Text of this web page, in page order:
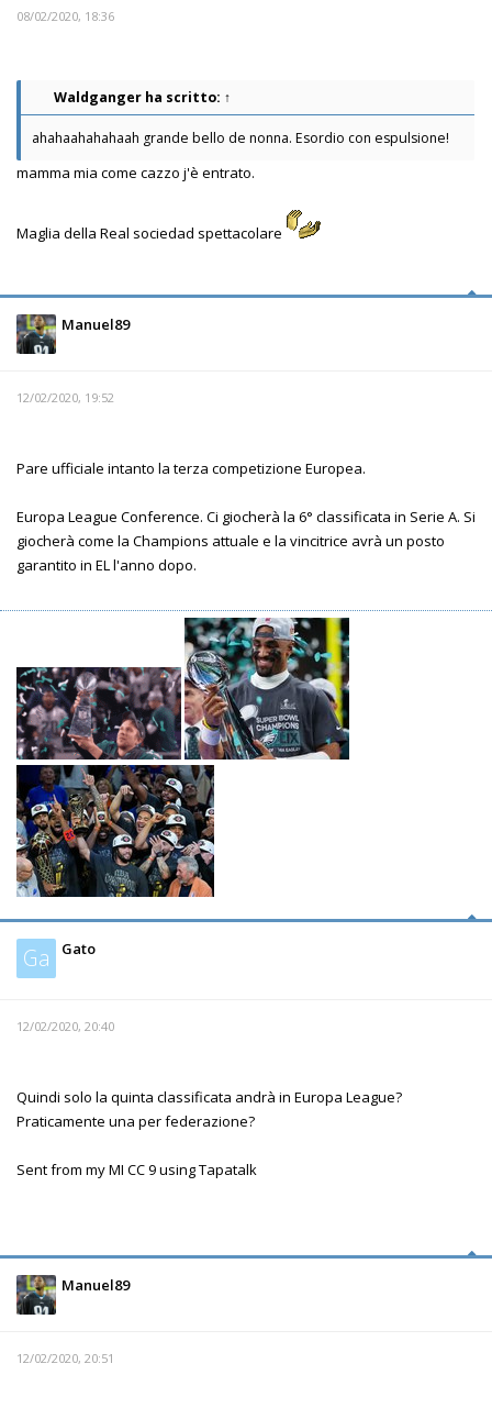
08/02/2020, 18:36
Waldganger ha scritto: ↑
ahahaahahahaah grande bello de nonna. Esordio con espulsione!
mamma mia come cazzo j'è entrato.
Maglia della Real sociedad spettacolare
Manuel89
12/02/2020, 19:52
Pare ufficiale intanto la terza competizione Europea.
Europa League Conference. Ci giocherà la 6° classificata in Serie A. Si
giocherà come la Champions attuale e la vincitrice avrà un posto
garantito in EL l'anno dopo.
Ga Gato
12/02/2020, 20:40
Quindi solo la quinta classificata andrà in Europa League?
Praticamente una per federazione?
Sent from my MI CC 9 using Tapatalk
Manuel89
12/02/2020, 20:51